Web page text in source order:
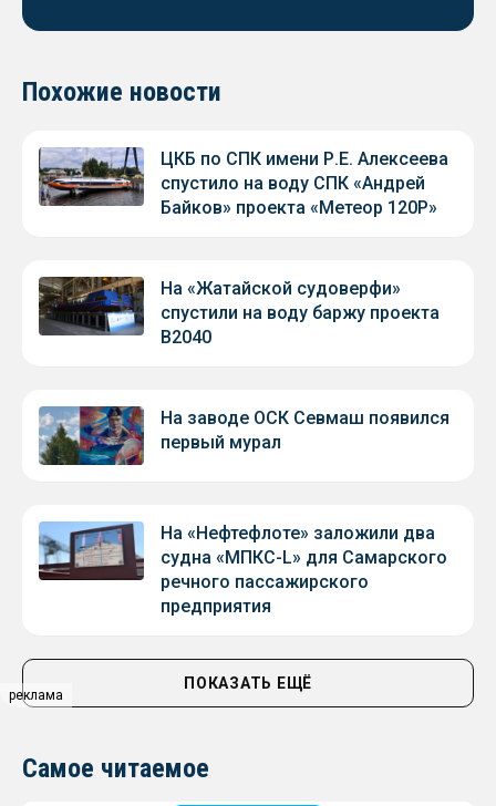
реклама
Похожие новости
ЦКБ по СПК имени Р.Е. Алексеева
спустило на воду СПК «Андрей
Байков» проекта «Метеор 120Р»
На «Жатайской судоверфи»
спустили на воду баржу проекта
В2040
На заводе ОСК Севмаш появился
первый мурал
На «Нефтефлоте» заложили два
судна «МПКС-L» для Самарского
речного пассажирского
предприятия
ПОКАЗАТЬ ЕЩЁ
Самое читаемое